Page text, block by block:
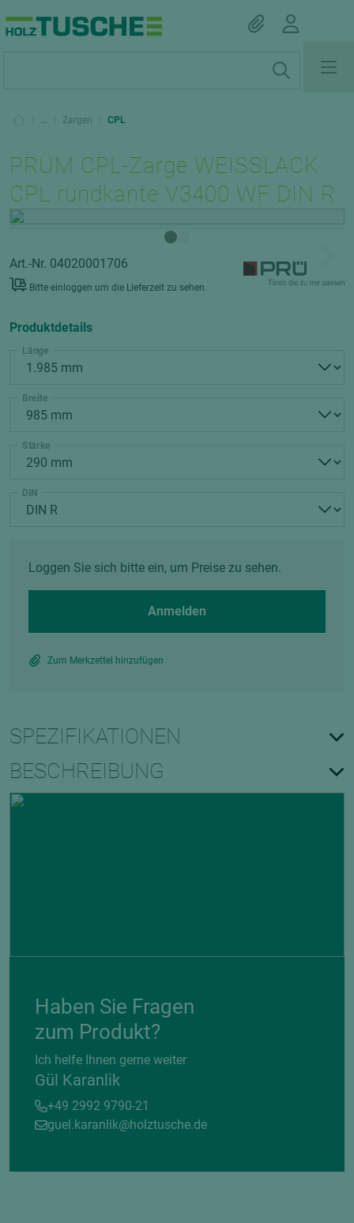
... Zargen CPL
PRÜM CPL-Zarge WEISSLACK
CPL rundkante V3400 WF DIN R
Art.-Nr. 04020001706
Bitte einloggen um die Lieferzeit zu sehen.
Produktdetails
Länge
Breite
Stärke
DIN
Loggen Sie sich bitte ein, um Preise zu sehen.
Anmelden
Zum Merkzettel hinzufügen
SPEZIFIKATIONEN
BESCHREIBUNG
Haben Sie Fragen
zum Produkt?
Ich helfe Ihnen gerne weiter
Gül Karanlik
+49 2992 9790-21
guel.karanlik@holztusche.de